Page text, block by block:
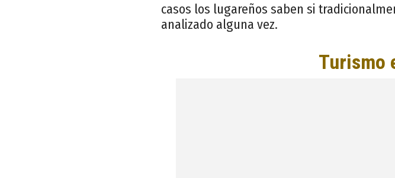
casos los lugareños saben si
analizado alguna vez.